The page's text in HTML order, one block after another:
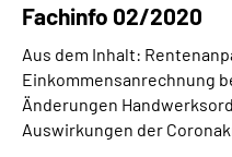
Leichte Sprache
Mein
Fachinfo 02/2020
Aus dem Inhalt:
Einkommensanrechnung
Änderungen
Auswirkungen der